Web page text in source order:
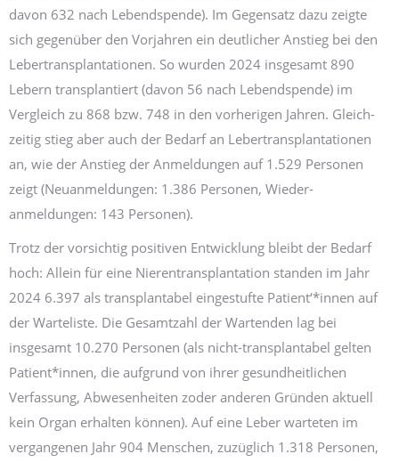
davon 632 nach Lebend­spende). Im Gegensatz dazu zeigte
sich gegenüber den Vor­jahren ein deutlicher Anstieg bei den
Leber­transplantationen. So wurden 2024 insgesamt 890
Lebern transplantiert (davon 56 nach Lebend­spende) im
Vergleich zu 868 bzw. 748 in den vorherigen Jahren. Gleich­
zeitig stieg aber auch der Bedarf an Leber­transplantationen
an, wie der Anstieg der Anmeldungen auf 1.529 Personen
zeigt (Neu­anmeldungen: 1.386 Personen, Wieder­
anmeldungen: 143 Personen).
Trotz der vorsichtig positiven Entwicklung bleibt der Bedarf
hoch: Allein für eine Nieren­transplantation standen im Jahr
2024 6.397 als transplantabel ein­gestufte Patient‘*innen auf
der Warte­liste. Die Gesamt­zahl der Wartenden lag bei
insgesamt 10.270 Personen (als nicht-transplantabel gelten
Patient*innen, die aufgrund von ihrer gesundheitlichen
Verfassung, Abwesen­heiten ­zoder anderen Gründen aktuell
kein Organ erhalten können). Auf eine Leber warteten im
vergangenen Jahr 904 Menschen, zuzüglich 1.318 Personen,